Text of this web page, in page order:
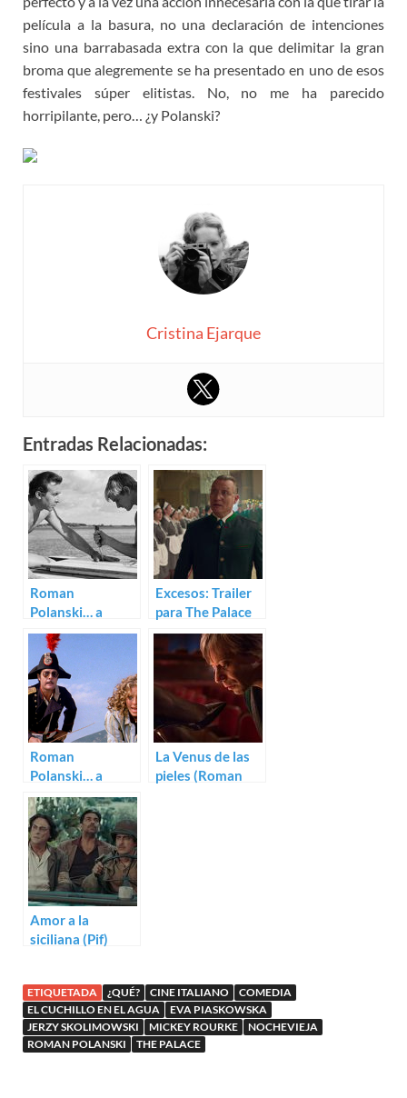
película a la basura, no una declaración de intenciones
sino una barrabasada extra con la que delimitar la gran
broma que alegremente se ha presentado en uno de esos
festivales súper elitistas. No, no me ha parecido
horripilante, pero… ¿y Polanski?
Cristina Ejarque
Entradas Relacionadas:
Roman
Polanski… a
examen
Excesos: Trailer
para The Palace
de Roman
Polanski
Roman
Polanski… a
examen (III)
La Venus de las
pieles (Roman
Amor a la
siciliana (Pif)
ETIQUETADA ¿QUÉ? CINE ITALIANO
COMEDIA
EL CUCHILLO EN EL AGUA
EVA PIASKOWSKA
JERZY SKOLIMOWSKI
MICKEY ROURKE
NOCHEVIEJA
ROMAN POLANSKI
THE PALACE